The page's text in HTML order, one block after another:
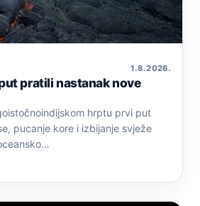
1. 8. 2026.
pratili nastanak nove
hrptu prvi put
pucanje kore i izbijanje svježe